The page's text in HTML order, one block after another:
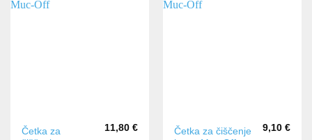
Četka za
11,80 €
Četka za čiščenje
9,10 €